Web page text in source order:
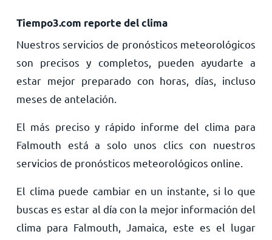
Tiempo3.com reporte del clima
Nuestros servicios de pronósticos meteorológicos
son precisos y completos, pueden ayudarte a
estar mejor preparado con horas, días, incluso
meses de antelación.
El más preciso y rápido informe del clima para
Falmouth está a solo unos clics con nuestros
servicios de pronósticos meteorológicos online.
El clima puede cambiar en un instante, si lo que
buscas es estar al día con la mejor información del
clima para Falmouth, Jamaica, este es el lugar